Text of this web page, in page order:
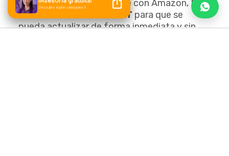
Además de ser compatible con Amazon, Bind
ERP se enlaza con el SAT para que se
pueda actualizar de forma inmediata y sin